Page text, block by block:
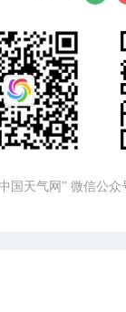
国天气网” 微信公众